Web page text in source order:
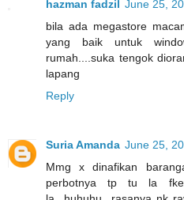
hazman fadzil June 25,
bila ada megastore
yang baik untuk
rumah....suka tengok
lapang
Reply
Suria Amanda June 25,
Mmg x dinafikan
perbotnya tp tu la